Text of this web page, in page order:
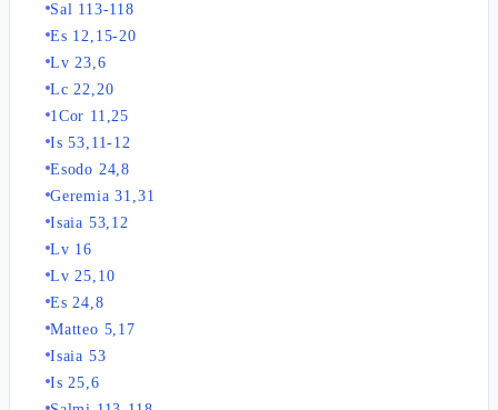
Sal 113-118
Es 12,15-20
Lv 23,6
Lc 22,20
1Cor 11,25
Is 53,11-12
Esodo 24,8
Geremia 31,31
Isaia 53,12
Lv 16
Lv 25,10
Es 24,8
Matteo 5,17
Isaia 53
Is 25,6